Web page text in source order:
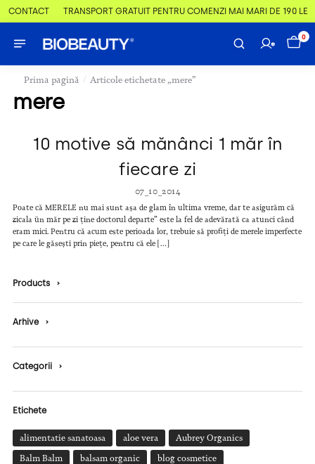
CONTACT TRANSPORT GRATUIT PENTRU COMENZI MAI MARI DE 190 LEI
0
Prima pagină / Articole etichetate „mere”
mere
10 motive să mănânci 1 măr în
fiecare zi
07_10_2014
Poate că MERELE nu mai sunt așa de glam în ultima vreme, dar te asigurăm că
zicala ün măr pe zi ține doctorul departe” este la fel de adevărată ca atunci când
eram mici. Pentru că acum este perioada lor, trebuie să profiți de merele imperfecte
pe care le găsești prin piețe, pentru că ele […]
Products ›
Arhive ›
Categorii ›
Etichete
alimentatie sanatoasa aloe vera Aubrey Organics
Balm Balm balsam organic blog cosmetice